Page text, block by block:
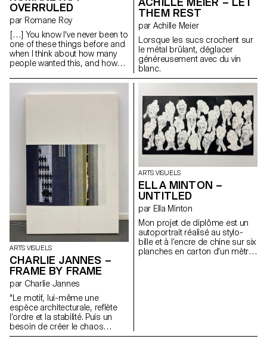
Gilles Harris et Adel Tincelin,
c'est aussi un effort pour
s'inscrire dans une lignée, une
Histoire queer critique et
chaleureuse.
OVERRULED
par Romane Roy
[…] You know I've never been to
one of these things before and
when I think about how many
people wanted this, and how
stuff, I mean, I think everybody
looks great tonight. Look at
over this thing? I mean it's just
plastic, it's really just (she
breaks the crown). A piece for
Gretchen Wieners, a partial
Spring Fling Queen. A piece for
Janis Ian and a piece for
Regina George, she fractured
her spine and she still looks like
a rockstar, and some for
everybody else. (discours de
Cady aux promotions dans
MEAN GIRLS)
THEM REST
par Achille Meier
Lorsque les sucs crochent sur
le métal brûlant, déglacer
généreusement avec du vin
blanc.
ARTS VISUELS
CHARLIE JANNES –
FRAME BY FRAME
par Charlie Jannes
"Le motif, lui-même une
espèce architecturale, reflète
l’ordre et la stabilité. Puis un
besoin de créer le chaos
comme si la vie elle-même
ARTS VISUELS
ELLA MINTON –
UNTITLED
par Ella Minton
Mon projet de diplôme est un
autoportrait réalisé au stylo-
bille et à l’encre de chine sur six
planches en carton d’un mètre